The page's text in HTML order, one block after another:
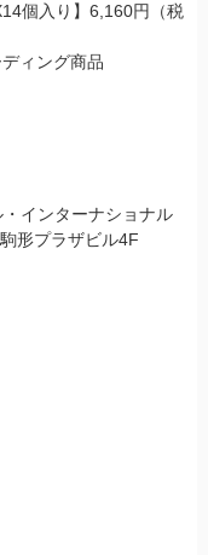
個入り】6,160円（税
ィング商品
インターナショナル
形プラザビル4F